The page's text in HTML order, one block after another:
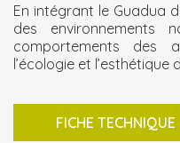
En intégrant le Guadua
des environnements
comportements des
l’écologie et l’esthétique
FICHE TECHNIQUE